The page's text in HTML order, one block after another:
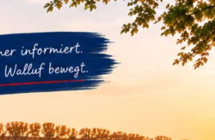
Barrierefreiheit